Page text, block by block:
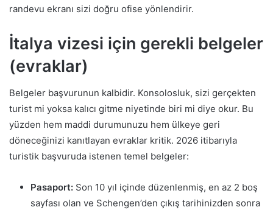
randevu ekranı sizi doğru ofise yönlendirir.
İtalya vizesi için gerekli belgeler
(evraklar)
Belgeler başvurunun kalbidir. Konsolosluk, sizi gerçekten
turist mi yoksa kalıcı gitme niyetinde biri mi diye okur. Bu
yüzden hem maddi durumunuzu hem ülkeye geri
döneceğinizi kanıtlayan evraklar kritik. 2026 itibarıyla
turistik başvuruda istenen temel belgeler:
Pasaport: Son 10 yıl içinde düzenlenmiş, en az 2 boş
sayfası olan ve Schengen’den çıkış tarihinizden sonra